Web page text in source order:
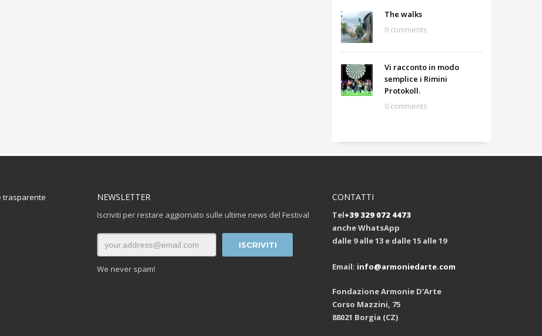
The walks
0 comments
Vi racconto in modo
semplice i Rimini
Protokoll.
0 comments
trasparente NEWSLETTER
Iscriviti per restare aggiornato sulle ultime news del Festival
We never spam!
CONTATTI
Tel+39 329 072 4473
anche WhatsApp
dalle 9 alle 13 e dalle 15 alle 19
Email: info@armoniedarte.com
Fondazione Armonie D'Arte
Corso Mazzini, 75
88021 Borgia (CZ)